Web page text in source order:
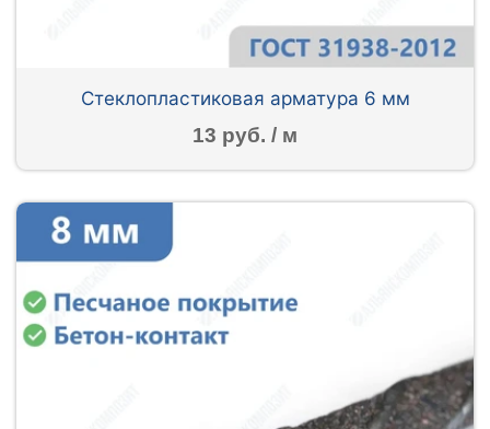
Стеклопластиковая арматура 6 мм
13 руб. / м